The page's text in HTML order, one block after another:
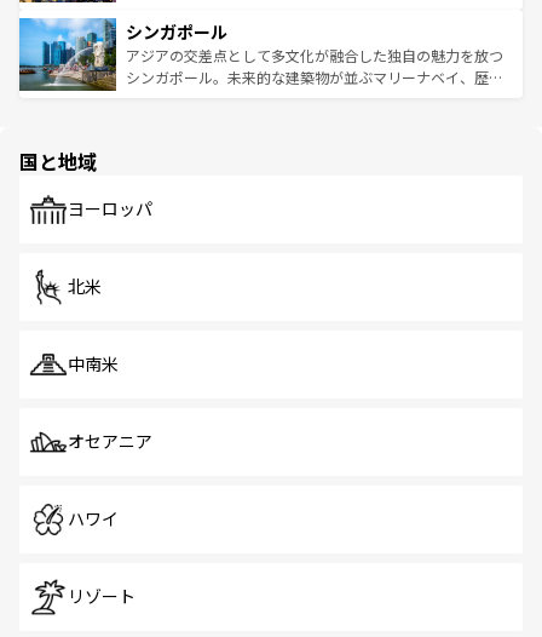
参照してほしい。
激する。気候は一年中温暖で、どの季節にも異なる楽しみ
が待っている。親しみやすいタイの人々、仏教を中心とし
た文化、そして多様な観光資源が、訪れる旅人を魅了し続
み、どこを訪れても感動するはず。観光スポットが密集し
ており、効率よく見どころを回れるのも魅力。息をのむよ
うな絶景から文化的な体験まで、香港を存分に楽しみ尽く
シンガポール
アジアの交差点として多文化が融合した独自の魅力を放つ
シンガポール。未来的な建築物が並ぶマリーナベイ、歴史
で、ホーカーズは地元の風情を楽しめる外せないスポット
国と地域
ヨーロッパ
北米
中南米
オセアニア
ハワイ
リゾート